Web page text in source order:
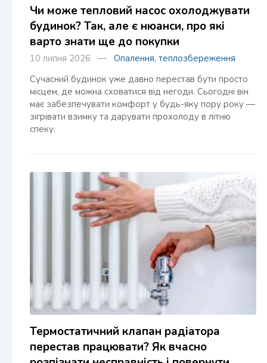
Чи може тепловий насос охолоджувати
будинок? Так, але є нюанси, про які
варто знати ще до покупки
10 липня 2026 — Опалення, теплозбереження
Сучасний будинок уже давно перестав бути просто
місцем, де можна сховатися від негоди. Сьогодні він
має забезпечувати комфорт у будь-яку пору року —
зігрівати взимку та дарувати прохолоду в літню
спеку.
Термостатичний клапан радіатора
перестав працювати? Як вчасно